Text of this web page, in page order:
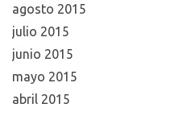
agosto 2015
julio 2015
junio 2015
mayo 2015
abril 2015